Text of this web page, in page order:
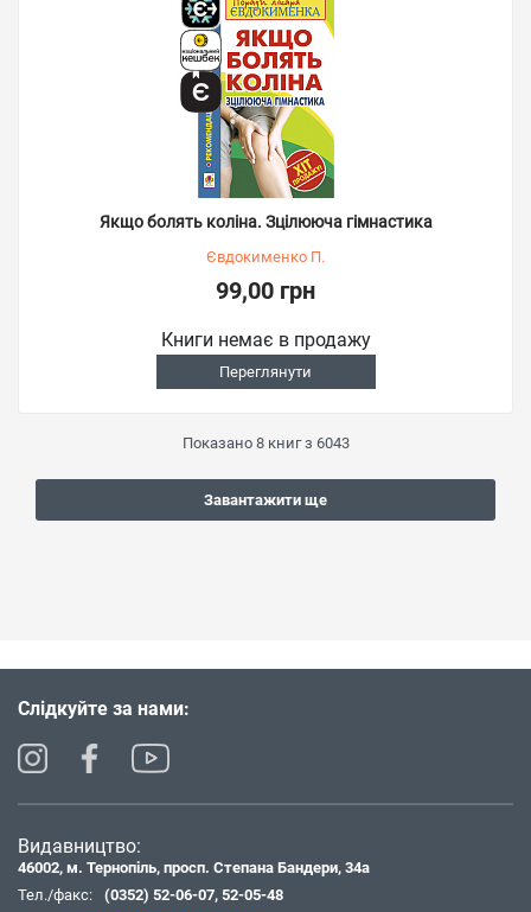
Якщо болять коліна. Зцілююча гімнастика
Євдокименко П.
99,00 грн
Книги немає в продажу
Переглянути
Показано 8книг з 6043
Завантажити ще
Слідкуйте за нами:
Видавництво:
46002, м. Тернопіль, просп. Степана Бандери, 34а
Тел./факс:
(0352) 52-06-07, 52-05-48